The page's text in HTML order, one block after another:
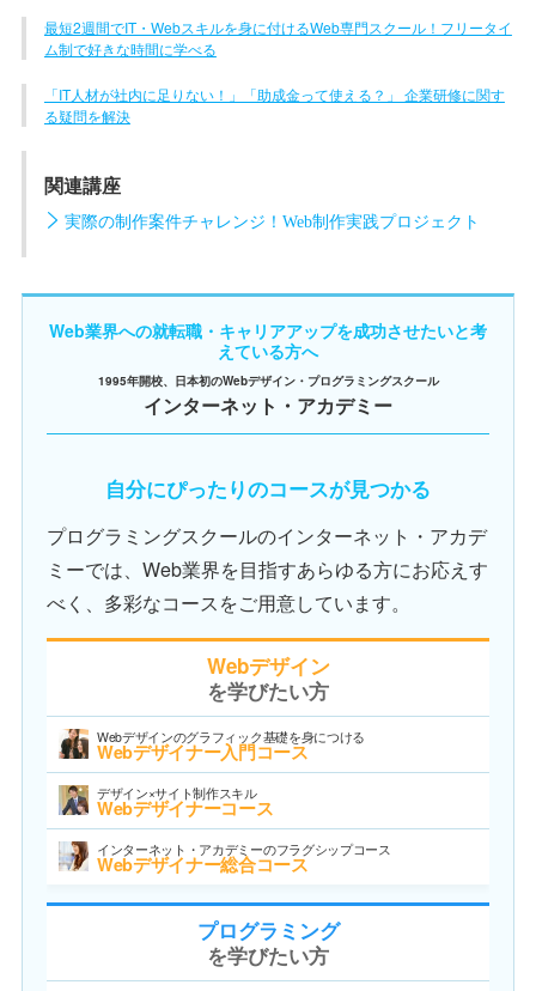
最短2週間でIT・Webスキルを身に付けるWeb専門スクール！フリータイ
ム制で好きな時間に学べる
「IT人材が社内に足りない！」「助成金って使える？」 企業研修に関す
る疑問を解決
関連講座
実際の制作案件チャレンジ！Web制作実践プロジェクト
Web業界への就転職・キャリアアップを成功させたいと考
えている方へ
1995年開校、日本初のWebデザイン・プログラミングスクール
インターネット・アカデミー
自分にぴったりのコースが見つかる
プログラミングスクールのインターネット・アカデ
ミーでは、Web業界を目指すあらゆる方にお応えす
べく、多彩なコースをご用意しています。
Webデザイン
を学びたい方
Webデザインのグラフィック基礎を身につける
Webデザイナー入門コース
デザイン×サイト制作スキル
Webデザイナーコース
インターネット・アカデミーのフラグシップコース
Webデザイナー総合コース
プログラミング
を学びたい方